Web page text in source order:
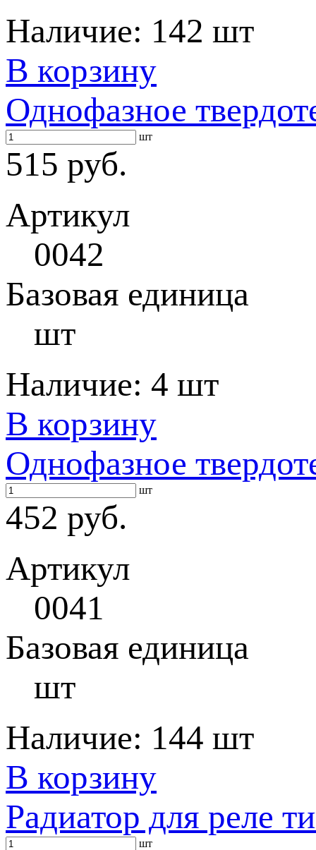
Наличие: 142 шт
В корзину
Однофазное
шт
515 руб.
Артикул
0042
Базовая единица
шт
Наличие: 4 шт
В корзину
Однофазное
шт
452 руб.
Артикул
0041
Базовая единица
шт
Наличие: 144 шт
В корзину
Радиатор для реле
шт